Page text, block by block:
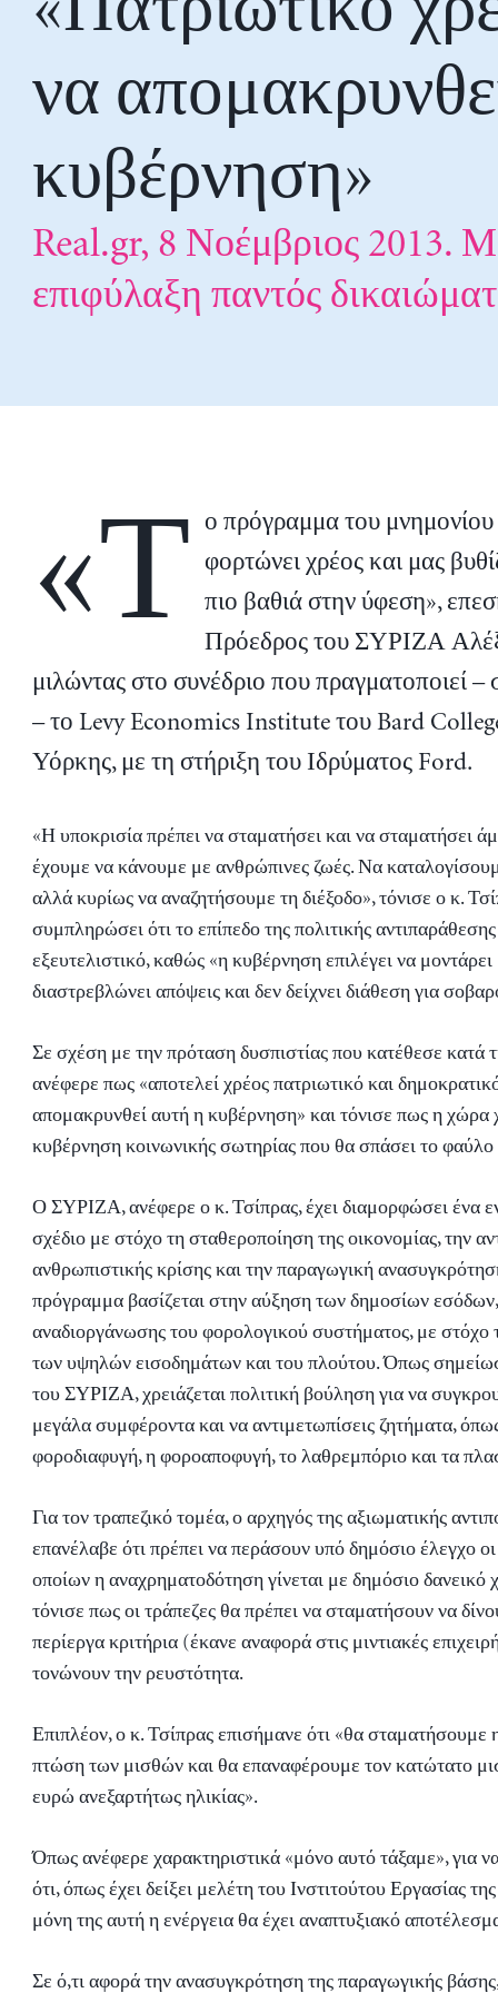
να
κυβέρνηση»
Real.gr, 8 Νοέμβριος 2013.
επιφύλαξη παντός
«Τ ο πρόγραμμα του
φορτώνει χρέος και μας
πιο βαθιά στην ύφεση»,
Πρόεδρος του ΣΥΡΙΖΑ
μιλώντας στο συνέδριο που πραγματοποιεί
– το Levy Economics Institute του Bard
Υόρκης, με τη στήριξη του Ιδρύματος Ford.
«Η υποκρισία πρέπει να σταματήσει και να σταματήσει
έχουμε να κάνουμε με ανθρώπινες ζωές. Να
αλλά κυρίως να αναζητήσουμε τη διέξοδο», τόνισε ο κ.
συμπληρώσει ότι το επίπεδο της πολιτικής αντιπαράθεσης
εξευτελιστικό, καθώς «η κυβέρνηση επιλέγει να μοντάρει
διαστρεβλώνει απόψεις και δεν δείχνει διάθεση για
Σε σχέση με την πρόταση δυσπιστίας που κατέθεσε κατά
ανέφερε πως «αποτελεί χρέος πατριωτικό και
απομακρυνθεί αυτή η κυβέρνηση» και τόνισε πως η χώρα
κυβέρνηση κοινωνικής σωτηρίας που θα σπάσει το
Ο ΣΥΡΙΖΑ, ανέφερε ο κ. Τσίπρας, έχει διαμορφώσει ένα
σχέδιο με στόχο τη σταθεροποίηση της οικονομίας, την
ανθρωπιστικής κρίσης και την παραγωγική
πρόγραμμα βασίζεται στην αύξηση των δημοσίων
αναδιοργάνωσης του φορολογικού συστήματος, με
των υψηλών εισοδημάτων και του πλούτου. Όπως
του ΣΥΡΙΖΑ, χρειάζεται πολιτική βούληση για να
μεγάλα συμφέροντα και να αντιμετωπίσεις ζητήματα,
φοροδιαφυγή, η φοροαποφυγή, το λαθρεμπόριο και τα
Για τον τραπεζικό τομέα, ο αρχηγός της αξιωματικής
επανέλαβε ότι πρέπει να περάσουν υπό δημόσιο έλεγχο
οποίων η αναχρηματοδότηση γίνεται με δημόσιο δανεικό
τόνισε πως οι τράπεζες θα πρέπει να σταματήσουν να
περίεργα κριτήρια (έκανε αναφορά στις μιντιακές
τονώνουν την ρευστότητα.
Επιπλέον, ο κ. Τσίπρας επισήμανε ότι «θα σταματήσουμε
πτώση των μισθών και θα επαναφέρουμε τον κατώτατο
ευρώ ανεξαρτήτως ηλικίας».
Όπως ανέφερε χαρακτηριστικά «μόνο αυτό τάξαμε», για
ότι, όπως έχει δείξει μελέτη του Ινστιτούτου Εργασίας
μόνη της αυτή η ενέργεια θα έχει αναπτυξιακό
Σε ό,τι αφορά την ανασυγκρότηση της παραγωγικής